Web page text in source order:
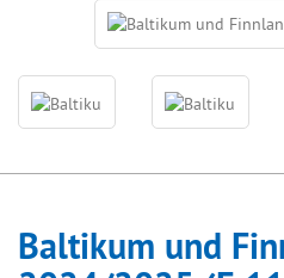
Baltikum und